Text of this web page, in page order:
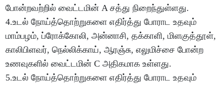
போன்றவற்றில் வைட்டமின் A சத்து நிறைந்துள்ளது.
4.உடல் நோய்த்தொற்றுகளை எதிர்த்து போராட உதவும்
மாம்பழம், ப்ரோக்கோலி, அன்னாசி, தக்காளி, மிளகுத்தூள்,
காலிபிளவர், நெல்லிக்காய், ஆரஞ்சு, எலுமிச்சை போன்ற
உணவுகளில் வைட்டமின் C அதிகமாக உள்ளது.
5.உடல் நோய்த்தொற்றுகளை எதிர்த்து போராட உதவும்